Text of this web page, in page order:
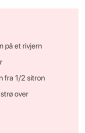
på et rivjern
fra 1/2 sitron
over